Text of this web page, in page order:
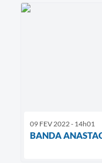
09 FEV 2022 - 14h01
BANDA